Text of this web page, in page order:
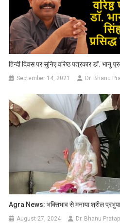
हिन्दी दिवस पर सुनिए वरिष्ठ पत्रकार डॉ. भानु
September 14, 2021 Dr. Bhanu
Agra News: भक्तिभाव से मनाया श्रील
August 27, 2024 Dr. Bhanu